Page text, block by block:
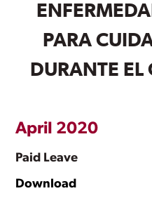
PARA
DURANTE
April 2020
Paid Leave
Download